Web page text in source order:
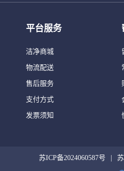
平台服务
洁净商城
物流配送
售后服务
支付方式
发票须知
苏ICP备2024060587号